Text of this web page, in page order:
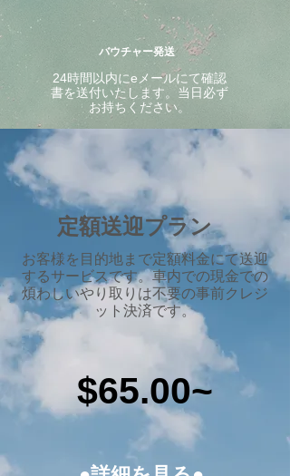
バウチャー発送
24時間以内にeメールにて確認
書を送付いたします。当日必ず
お持ちください。
定額送迎プラン
​お客様を目的地まで定額料金にて送迎
するサービスです。車内での現金での
煩わしいやり取りは不要の事前クレジ
ット決済です。
$65.00~